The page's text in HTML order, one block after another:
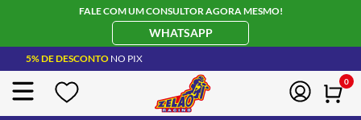
FALE COM UM CONSULTOR AGORA MESMO!
WHATSAPP
5% DE DESCONTO NO PIX
0